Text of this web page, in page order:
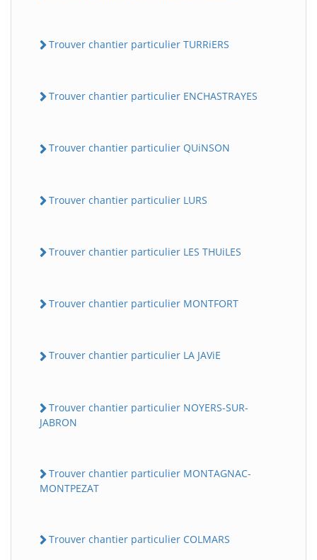
Trouver chantier particulier TURRiERS
Trouver chantier particulier ENCHASTRAYES
Trouver chantier particulier QUiNSON
Trouver chantier particulier LURS
Trouver chantier particulier LES THUiLES
Trouver chantier particulier MONTFORT
Trouver chantier particulier LA JAViE
Trouver chantier particulier NOYERS-SUR-
JABRON
Trouver chantier particulier MONTAGNAC-
MONTPEZAT
Trouver chantier particulier COLMARS